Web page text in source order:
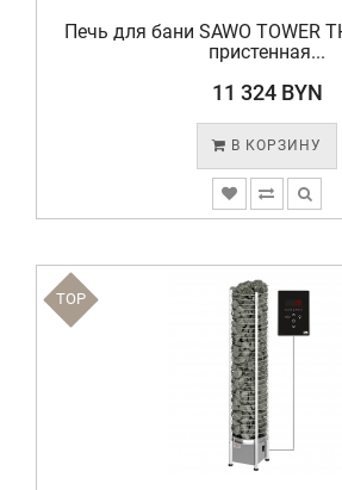
Печь для бани SAWO TOWER
пристенная...
11 324 BYN
В КОРЗИНУ
TOP